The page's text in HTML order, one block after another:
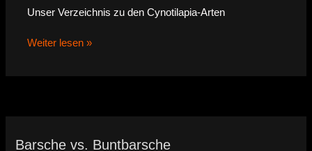
Unser Verzeichnis zu den Cynotilapia-Arten
Weiter lesen »
Barsche vs. Buntbarsche